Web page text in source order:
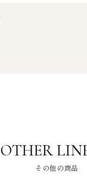
その他の商品